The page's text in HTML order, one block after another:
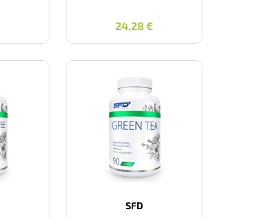
24,28€
24,28
SFD